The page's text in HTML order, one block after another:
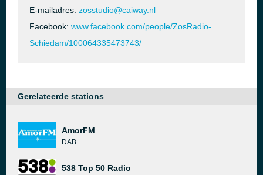
E-mailadres: zosstudio@caiway.nl
Facebook: www.facebook.com/people/ZosRadio-
Schiedam/100064335473743/
Gerelateerde stations
AmorFM
DAB
538 Top 50 Radio